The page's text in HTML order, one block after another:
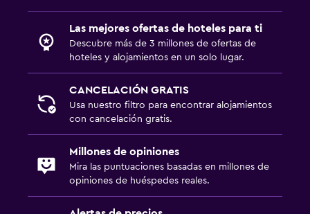
Servicio de habitaciones
Renta de equipo de esquí (en las instalaciones)
Venta de pases de esquí
Acceso con tarjeta
Check-out exprés
Recepción 24 horas
Las mejores ofertas de hoteles para ti
Descubre más de 3 millones de ofertas de
hoteles y alojamientos en un solo lugar.
CANCELACIÓN GRATIS
Usa nuestro filtro para encontrar alojamientos
con cancelación gratis.
Millones de opiniones
Mira las puntuaciones basadas en millones de
opiniones de huéspedes reales.